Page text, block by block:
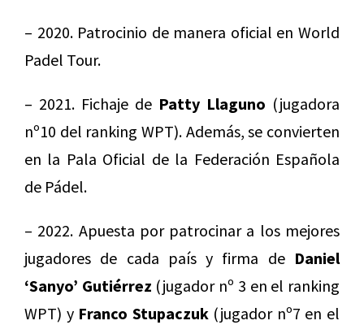
– 2020. Patrocinio de manera oficial en World
Padel Tour.
– 2021. Fichaje de Patty Llaguno (jugadora
nº10 del ranking WPT). Además, se convierten
en la Pala Oficial de la Federación Española
de Pádel.
– 2022. Apuesta por patrocinar a los mejores
jugadores de cada país y firma de Daniel
‘Sanyo’ Gutiérrez (jugador nº 3 en el ranking
WPT) y Franco Stupaczuk(jugador nº7 en el